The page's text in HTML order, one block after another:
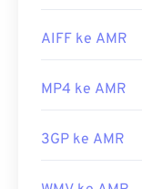
AIFF ke AMR
MP4 ke AMR
3GP ke AMR